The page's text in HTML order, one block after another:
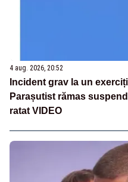
4 aug. 2026, 20:52
Incident grav la un
Parașutist rămas
ratat VIDEO